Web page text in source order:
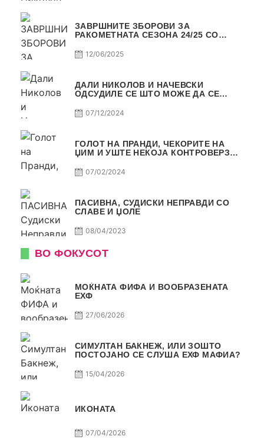
ЗАВРШНИТЕ ЗБОРОВИ ЗА
РАКОМЕТНАТА СЕЗОНА 24/25 СО
12/06/2025
ДАЛИ НИКОЛОВ И НАЧЕВСКИ
ОДСУДИЛЕ СЕ ШТО МОЖЕ ДА СЕ
07/12/2024
ГОЛОТ НА ПРАНДИ, ЧЕКОРИТЕ НА
ЏИМ И УШТЕ НЕКОЈА КОНТРОВЕРЗА !
07/02/2024
ПАСИВНА, СУДИСКИ НЕПРАВДИ СО
СЛАВЕ И ЏОЛЕ
08/04/2023
ВО ФОКУСОТ
МОЌНАТА ФИФА И ВООБРАЗЕНАТА
ЕХФ
27/06/2026
СИМУЛТАН БАКНЕЖ, ИЛИ ЗОШТО
ПОСТОЈАНО СЕ СЛУША ЕХФ МАФИА?
15/04/2026
ИКОНАТА
07/04/2026